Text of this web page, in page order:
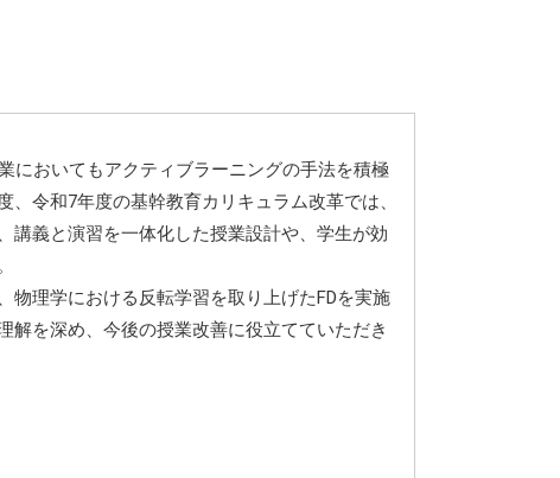
においてもアクティブラーニングの手法を積極
令和7年度の基幹教育カリキュラム改革では、
講義と演習を一体化した授業設計や、学生が効
理学における反転学習を取り上げたFDを実施
解を深め、今後の授業改善に役立てていただき